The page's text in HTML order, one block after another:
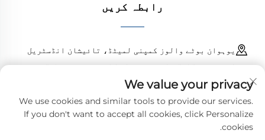
رابطہ کریں
یوہوان بوٹے والوز کمپنی لمیٹڈ، تائیشان انڈسٹریل
اسٹیٹ، چنگانگ ٹاؤن، یوہوان کاؤنٹی، زھیجیانگ، چین
[email protected]
We value your privacy
We use cookies and similar tools to provide our services.
If you don't want to accept all cookies, click Personalize
cookies.